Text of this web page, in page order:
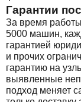
Гарантии
За время
5000 машин,
гарантией
и прочих
гарантию на
выявленные
подход меняет